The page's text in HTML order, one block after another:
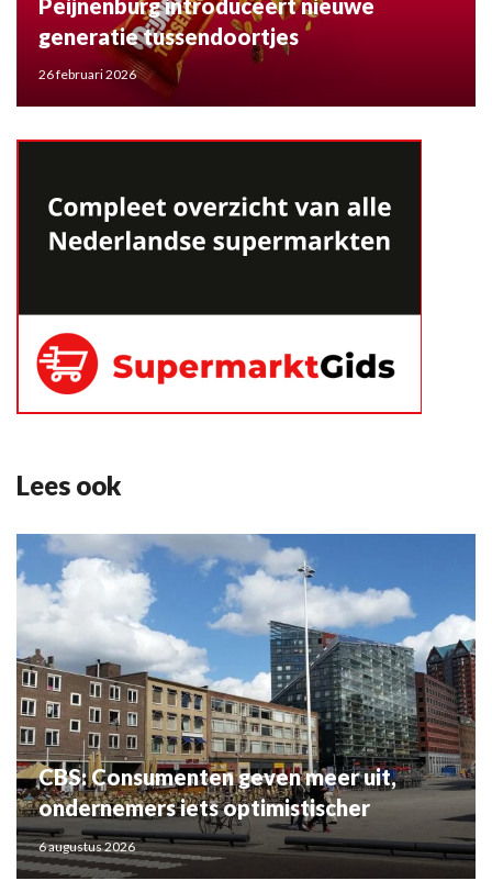
generatie tussendoortjes
26 februari 2026
Lees ook
CBS: Consumenten geven meer uit,
ondernemers iets optimistischer
6 augustus 2026